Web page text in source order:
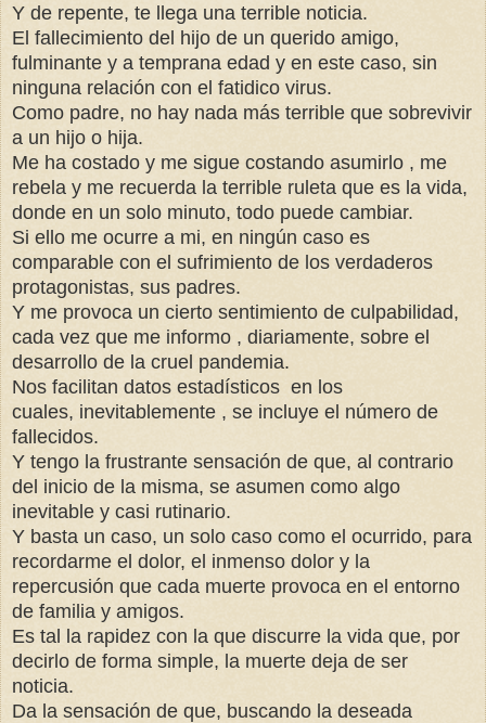
Y de repente, te llega una terrible noticia.
El fallecimiento del hijo de un querido amigo,
fulminante y a temprana edad y en este caso, sin
ninguna relación con el fatidico virus.
Como padre, no hay nada más terrible que sobrevivir
a un hijo o hija.
Me ha costado y me sigue costando asumirlo , me
rebela y me recuerda la terrible ruleta que es la vida,
donde en un solo minuto, todo puede cambiar.
Si ello me ocurre a mi, en ningún caso es
comparable con el sufrimiento de los verdaderos
protagonistas, sus padres.
Y me provoca un cierto sentimiento de culpabilidad,
cada vez que me informo , diariamente, sobre el
desarrollo de la cruel pandemia.
Nos facilitan datos estadísticos en los
cuales, inevitablemente , se incluye el número de
fallecidos.
Y tengo la frustrante sensación de que, al contrario
del inicio de la misma, se asumen como algo
inevitable y casi rutinario.
Y basta un caso, un solo caso como el ocurrido, para
recordarme el dolor, el inmenso dolor y la
repercusión que cada muerte provoca en el entorno
de familia y amigos.
Es tal la rapidez con la que discurre la vida que, por
decirlo de forma simple, la muerte deja de ser
noticia.
Da la sensación de que, buscando la deseada